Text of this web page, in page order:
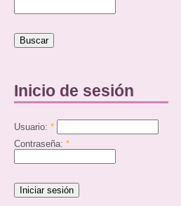
Inicio de sesión
Usuario: *
Contraseña: *